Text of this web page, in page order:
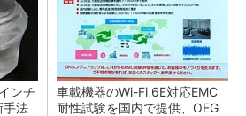
ンチ
手法
車載機器のWi-Fi 6E対応EMC
耐性試験を国内で提供、OEG